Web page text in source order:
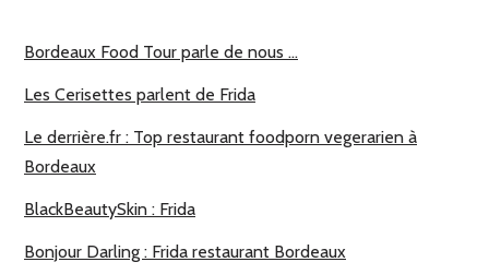
Bordeaux Food Tour parle de nous …
Les Cerisettes parlent de Frida
Le derrière.fr : Top restaurant foodporn vegerarien à
Bordeaux
BlackBeautySkin : Frida
Bonjour Darling : Frida restaurant Bordeaux